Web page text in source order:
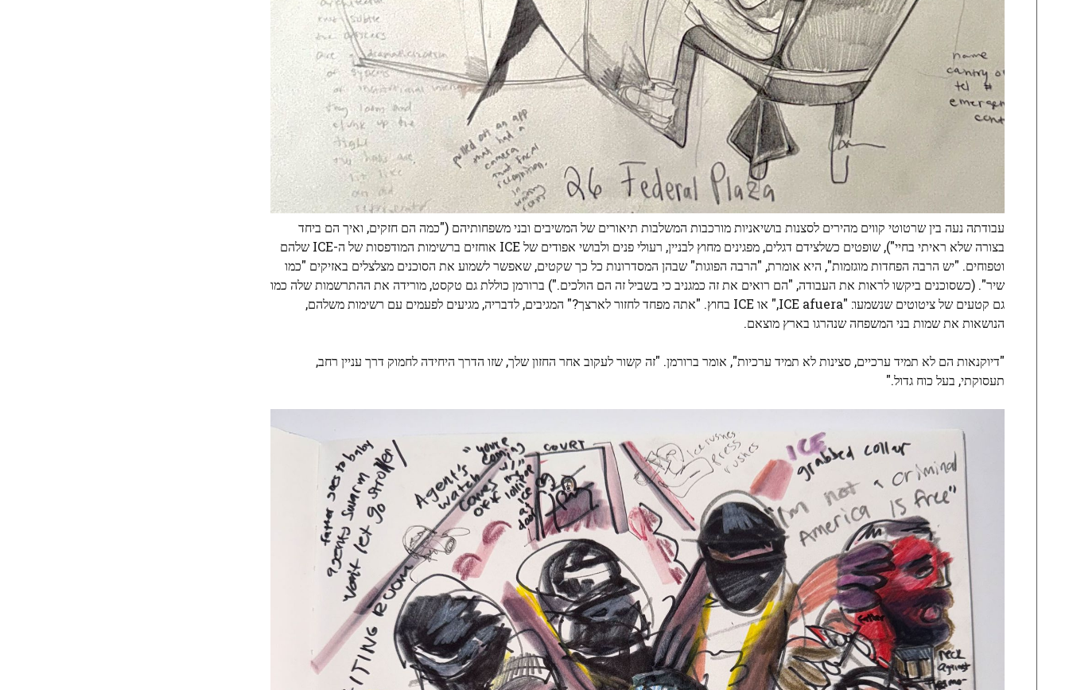
עבודתה נעה בין שרטוטי קווים מהירים לסצנות בושיאניות מורכבות המשלבות תיאורים של המשיבים ובני משפחותיהם ("כמה הם חזקים, ואיך הם ביחד
בצורה שלא ראיתי בחיי"), שופטים כשלצידם דגלים, מפגינים מחוץ לבניין, רעולי פנים ולבושי אפודים של ICE אוחזים ברשימות המודפסות של ה-ICE שלהם
וטפוחים. "יש הרבה הפחדות מוגזמות", היא אומרת, "הרבה הפוגות" שבהן המסדרונות כל כך שקטים, שאפשר לשמוע את הסוכנים מצלצלים באזיקים "כמו
שיר". (כשסוכנים ביקשו לראות את העבודה, "הם רואים את זה כמגניב כי בשביל זה הם הולכים.") ברורמן כוללת גם טקסט, מורידה את ההתרשמות שלה כמו
גם קטעים של ציטוטים שנשמעו: "ICE afuera," או ICE בחוץ. "אתה מפחד לחזור לארצך?" המגיבים, לדבריה, מגיעים לפעמים עם רשימות משלהם,
הנושאות את שמות בני המשפחה שנהרגו בארץ מוצאם.
"דיוקנאות הם לא תמיד ערכיים, סצינות לא תמיד ערכיות", אומר ברורמן. "זה קשור לעקוב אחר החזון שלך, שזו הדרך היחידה לחמוק דרך עניין רחב,
תעסוקתי, בעל כוח גדול."